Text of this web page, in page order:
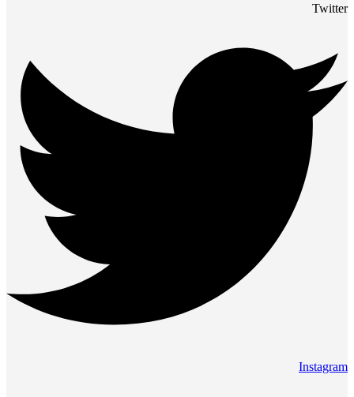
Twitter
Instagram